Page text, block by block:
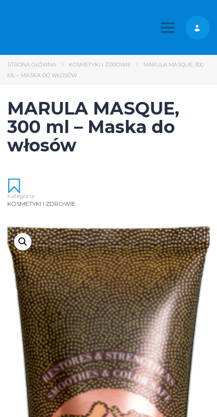
Toggle
STRONA GŁÓWNA KOSMETYKI I ZDROWIE
MARULA MASQUE, 300
ML – MASKA DO WŁOSÓW
MARULA MASQUE,
300 ml – Maska do
włosów
Kategoria:
KOSMETYKI I ZDROWIE